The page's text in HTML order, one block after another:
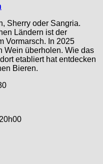
Sherry oder Sangria.
Ländern ist der
Vormarsch. In 2025
Wein überholen. Wie das
etabliert hat entdecken
Bieren.